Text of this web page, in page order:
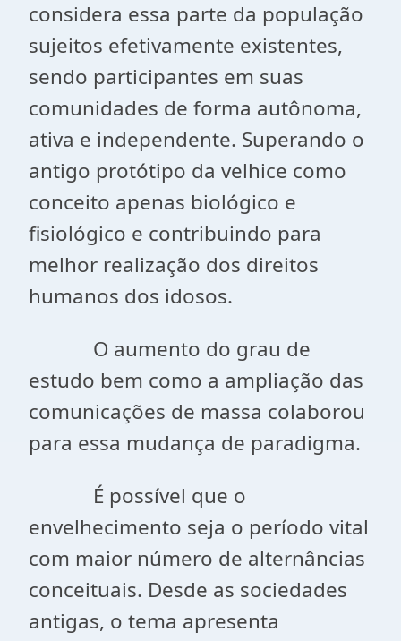
considera essa parte da população
sujeitos efetivamente existentes,
sendo participantes em suas
comunidades de forma autônoma,
ativa e independente. Superando o
antigo protótipo da velhice como
conceito apenas biológico e
fisiológico e contribuindo para
melhor realização dos direitos
humanos dos idosos.
O aumento do grau de
estudo bem como a ampliação das
comunicações de massa colaborou
para essa mudança de paradigma.
É possível que o
envelhecimento seja o período vital
com maior número de alternâncias
conceituais. Desde as sociedades
antigas, o tema apresenta